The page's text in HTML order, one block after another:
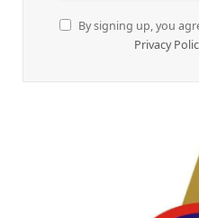
By signing up, you
Privacy